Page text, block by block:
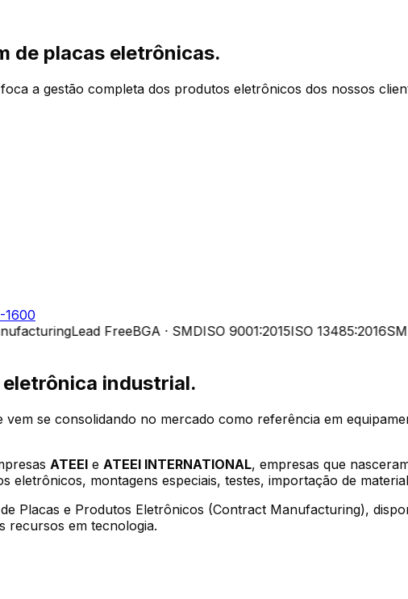
de placas eletrônicas.
a gestão completa dos produtos eletrônicos dos nossos
1600
Lead FreeBGA · SMDISO 9001:2015ISO 13485:2016SMT
eletrônica industrial.
vem se consolidando no mercado como referência em
ATEEI e ATEEI INTERNATIONAL, empresas que
eletrônicos, montagens especiais, testes, importação de
Placas e Produtos Eletrônicos (Contract Manufacturing),
recursos em tecnologia.